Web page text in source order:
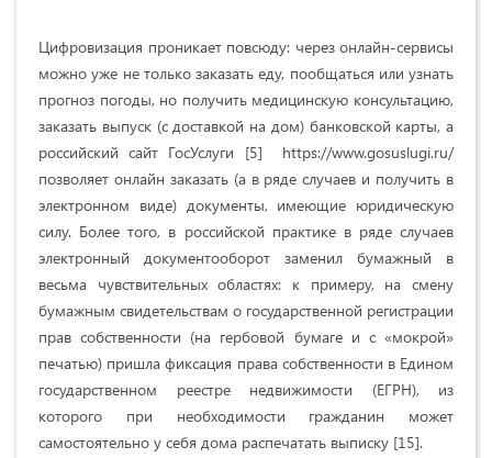
Цифровизация проникает повсюду: через онлайн-сервисы
можно уже не только заказать еду, пообщаться или узнать
прогноз погоды, но получить медицинскую консультацию,
заказать выпуск (с доставкой на дом) банковской карты, а
российский сайт ГосУслуги [5] https://www.gosuslugi.ru/
позволяет онлайн заказать (а в ряде случаев и получить в
электронном виде) документы, имеющие юридическую
силу. Более того, в российской практике в ряде случаев
электронный документооборот заменил бумажный в
весьма чувствительных областях: к примеру, на смену
бумажным свидетельствам о государственной регистрации
прав собственности (на гербовой бумаге и с «мокрой»
печатью) пришла фиксация права собственности в Едином
государственном реестре недвижимости (ЕГРН), из
которого при необходимости гражданин может
самостоятельно у себя дома распечатать выписку [15].